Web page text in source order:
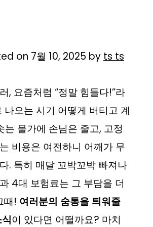
on 7월 10, 2025 by ts ts
, 요즘처럼 “정말 힘들다!”라
나오는 시기 어떻게 버티고 계
는 물가에 손님은 줄고, 고정
비용은 여전하니 어깨가 무
. 특히 매달 꼬박꼬박 빠져나
4대 보험료는 그 부담을 더
때! 여러분의 숨통을 틔워줄
이 있다면 어떨까요? 마치